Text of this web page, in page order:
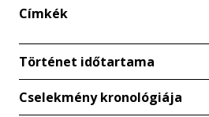
Címkék
Történet időtartama
Cselekmény kronológiája